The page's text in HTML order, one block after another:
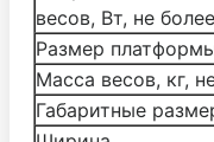
весов, Вт, не более
Размер
Масса весов, кг,
Габаритные